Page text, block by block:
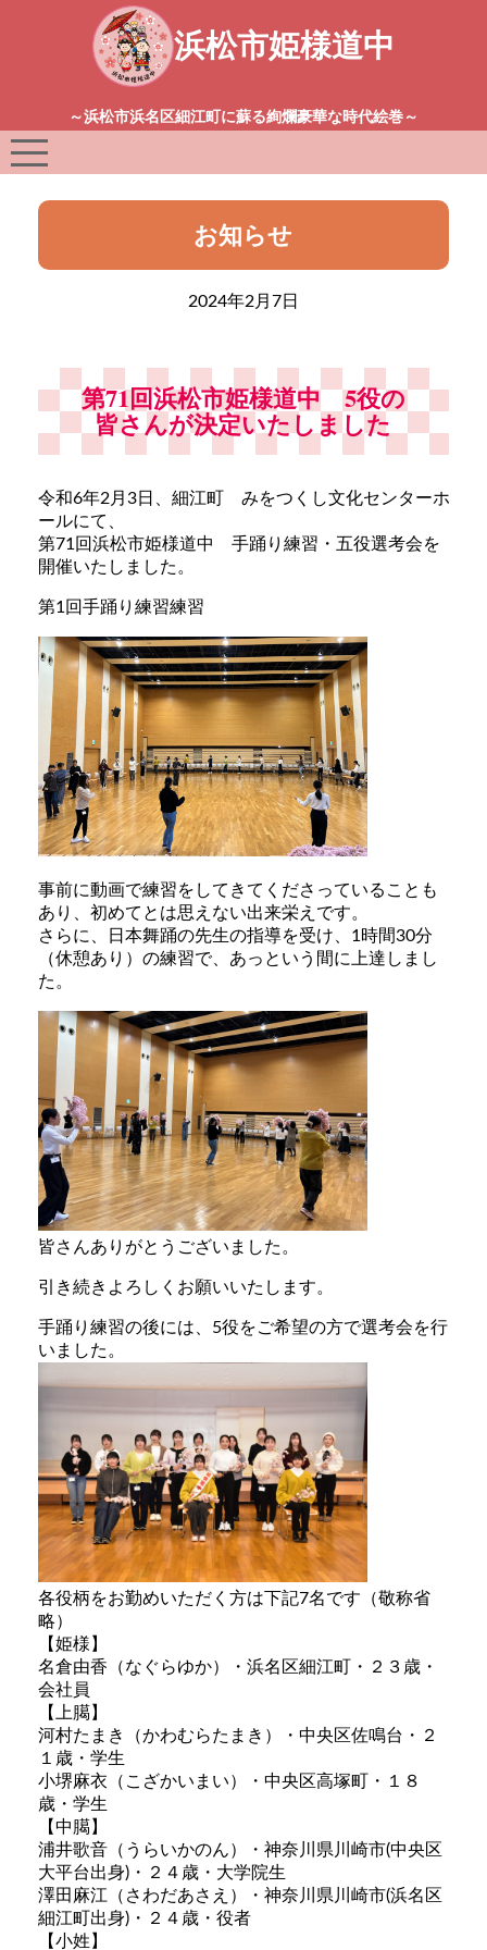
浜松市姫様道中
～浜松市浜名区細江町に蘇る絢爛豪華な時代絵巻～
お知らせ
2024年2月7日
第71回浜松市姫様道中 5役の
皆さんが決定いたしました
令和6年2月3日、細江町 みをつくし文化センターホ
ールにて、
第71回浜松市姫様道中 手踊り練習・五役選考会を
開催いたしました。
第1回手踊り練習練習
事前に動画で練習をしてきてくださっていることも
あり、初めてとは思えない出来栄えです。
さらに、日本舞踊の先生の指導を受け、1時間30分
（休憩あり）の練習で、あっという間に上達しまし
た。
皆さんありがとうございました。
引き続きよろしくお願いいたします。
手踊り練習の後には、5役をご希望の方で選考会を行
いました。
各役柄をお勤めいただく方は下記7名です（敬称省
略）
【姫様】
名倉由香（なぐらゆか）・浜名区細江町・２３歳・
会社員
【上臈】
河村たまき（かわむらたまき）・中央区佐鳴台・２
１歳・学生
小堺麻衣（こざかいまい）・中央区高塚町・１８
歳・学生
【中臈】
浦井歌音（うらいかのん）・神奈川県川崎市(中央区
大平台出身)・２４歳・大学院生
澤田麻江（さわだあさえ）・神奈川県川崎市(浜名区
細江町出身)・２４歳・役者
【小姓】